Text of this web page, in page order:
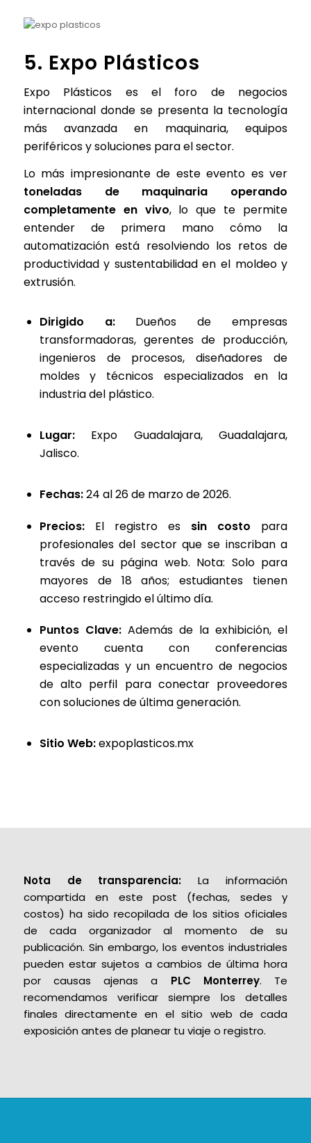
5. Expo Plásticos
Expo Plásticos es el foro de negocios
internacional donde se presenta la tecnología
más avanzada en maquinaria, equipos
periféricos y soluciones para el sector.
Lo más impresionante de este evento es ver
toneladas de maquinaria operando
completamente en vivo, lo que te permite
entender de primera mano cómo la
automatización está resolviendo los retos de
productividad y sustentabilidad en el moldeo y
extrusión.
Dirigido a:Dueños de empresas
transformadoras, gerentes de producción,
ingenieros de procesos, diseñadores de
moldes y técnicos especializados en la
industria del plástico.
Lugar:Expo Guadalajara, Guadalajara,
Jalisco.
Fechas:24 al 26 de marzo de 2026.
Precios:El registro es sin costo para
profesionales del sector que se inscriban a
través de su página web. Nota: Solo para
mayores de 18 años; estudiantes tienen
acceso restringido el último día.
Puntos Clave:Además de la exhibición, el
evento cuenta con conferencias
especializadas y un encuentro de negocios
de alto perfil para conectar proveedores
con soluciones de última generación.
Sitio Web:expoplasticos.mx
Nota de transparencia: La información
compartida en este post (fechas, sedes y
costos) ha sido recopilada de los sitios oficiales
de cada organizador al momento de su
publicación. Sin embargo, los eventos industriales
pueden estar sujetos a cambios de última hora
por causas ajenas a PLC Monterrey. Te
recomendamos verificar siempre los detalles
finales directamente en el sitio web de cada
exposición antes de planear tu viaje o registro.